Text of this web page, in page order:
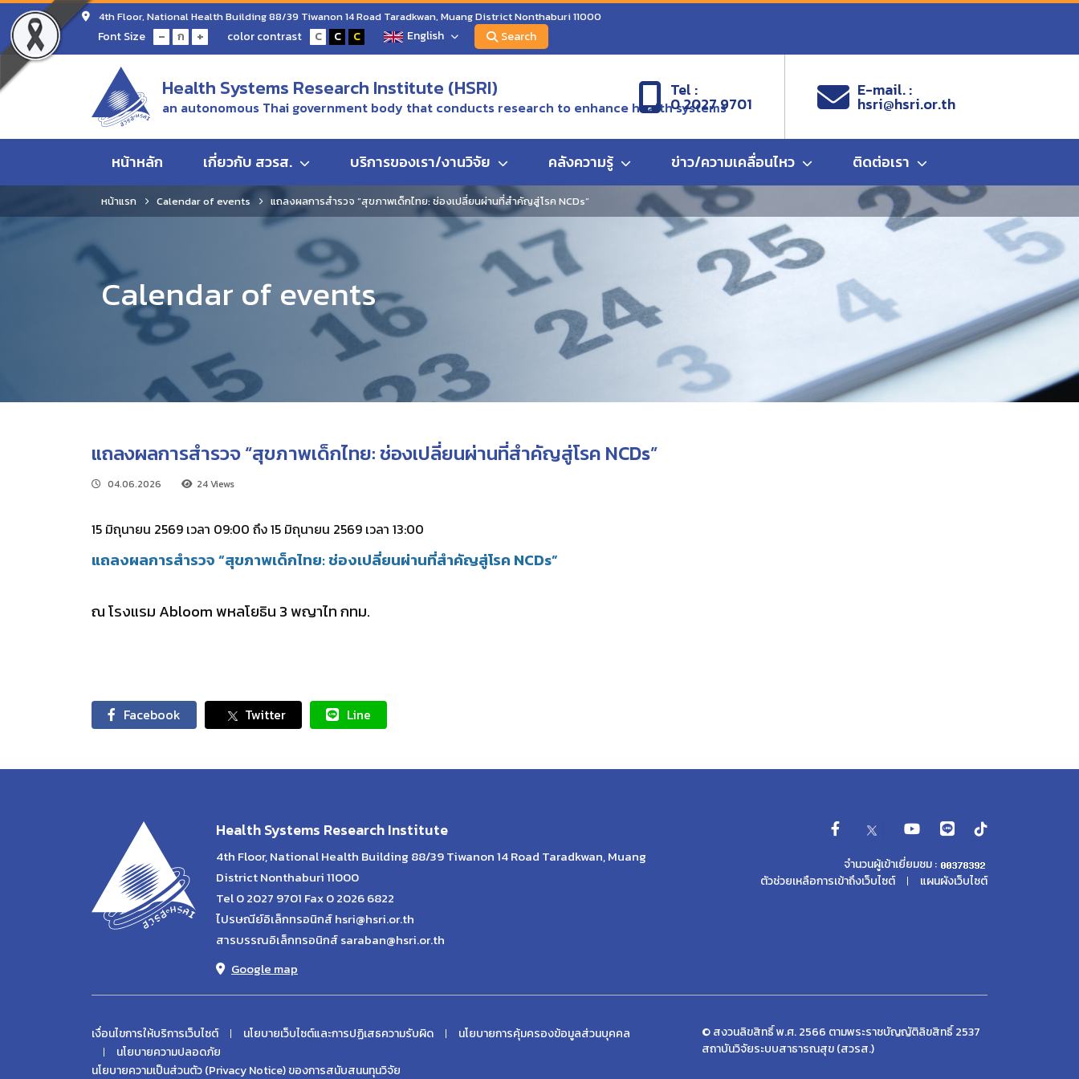
4th Floor, National Health Building 88/39 Tiwanon 14 Road Taradkwan, Muang District Nonthaburi 11000
Font Size - ก + color contrast C C C English Search
Health Systems Research Institute (HSRI)
an autonomous Thai government body that conducts research to enhance health systems
Tel :
0 2027 9701
E-mail. :
hsri@hsri.or.th
หน้าหลัก เกี่ยวกับ สวรส. บริการของเรา/งานวิจัย คลังความรู้ ข่าว/ความเคลื่อนไหว ติดต่อเรา
หน้าแรก Calendar of events แถลงผลการสำรวจ “สุขภาพเด็กไทย: ช่องเปลี่ยนผ่านที่สำคัญสู่โรค NCDs”
Calendar of events
แถลงผลการสำรวจ “สุขภาพเด็กไทย: ช่องเปลี่ยนผ่านที่สำคัญสู่โรค NCDs”
04.06.2026 24 Views
15 มิถุนายน 2569 เวลา 09:00 ถึง 15 มิถุนายน 2569 เวลา 13:00
แถลงผลการสำรวจ “สุขภาพเด็กไทย: ช่องเปลี่ยนผ่านที่สำคัญสู่โรค NCDs”
ณ โรงแรม Abloom พหลโยธิน 3 พญาไท กทม.
Facebook Twitter Line
Health Systems Research Institute
4th Floor, National Health Building 88/39 Tiwanon 14 Road Taradkwan, Muang
District Nonthaburi 11000
Tel 0 2027 9701 Fax 0 2026 6822
ไปรษณีย์อิเล็กทรอนิกส์ hsri@hsri.or.th
สารบรรณอิเล็กทรอนิกส์ saraban@hsri.or.th
Google map
จำนวนผู้เข้าเยี่ยมชม :
ตัวช่วยเหลือการเข้าถึงเว็บไซต์
แผนผังเว็บไซต์
เงื่อนไขการให้บริการเว็บไซต์ นโยบายเว็บไซต์และการปฏิเสธความรับผิด
นโยบายการคุ้มครองข้อมูลส่วนบุคคล
นโยบายความปลอดภัย
นโยบายความเป็นส่วนตัว (Privacy Notice) ของการสนับสนนทุนวิจัย
© สงวนลิขสิทธิ์ พ.ศ. 2566 ตามพระราชบัญญัติลิขสิทธิ์ 2537
สถาบันวิจัยระบบสาธารณสุข (สวรส.)